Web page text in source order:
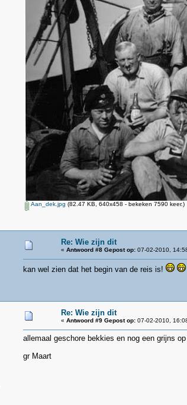
Aan_dek.jpg (82.47 KB, 640x458 - bekeken 7590 keer.)
Re: Wie zijn dit
« Antwoord #8 Gepost op:07-02-2010,
kan wel zien dat het begin van de reis is!
Re: Wie zijn dit
« Antwoord #9 Gepost op:07-02-2010,
allemaal geschore bekkies en nog een grijns
gr Maart